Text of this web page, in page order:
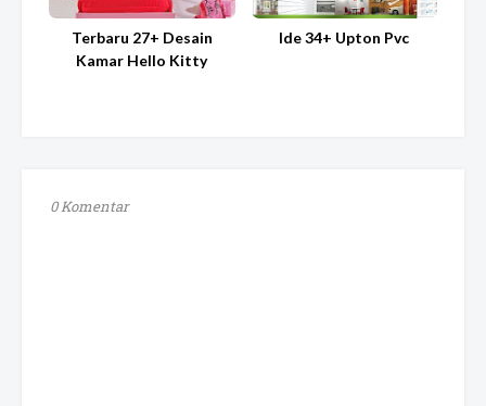
Terbaru 27+ Desain
Kamar Hello Kitty
Ide 34+ Upton Pvc
0 Komentar